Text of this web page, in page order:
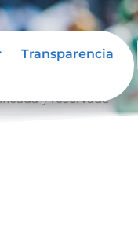
Transparencia
y reservada